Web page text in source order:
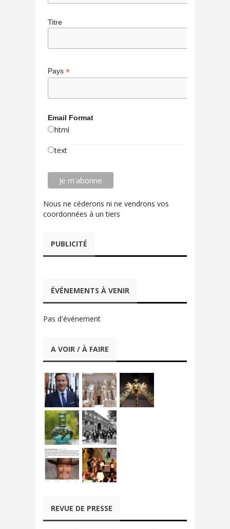
Titre
Pays *
Email Format
html
text
Nous ne céderons ni ne vendrons vos
coordonnées à un tiers
PUBLICITÉ
ÉVÉNEMENTS À VENIR
Pas d'événement
A VOIR / À FAIRE
REVUE DE PRESSE